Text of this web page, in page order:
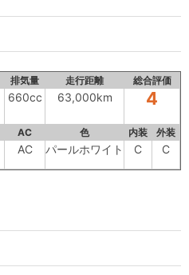
排気量 走行距離 総合評価
660cc 63,000km 4
AC 色 内装 外装
AC パールホワイト C C